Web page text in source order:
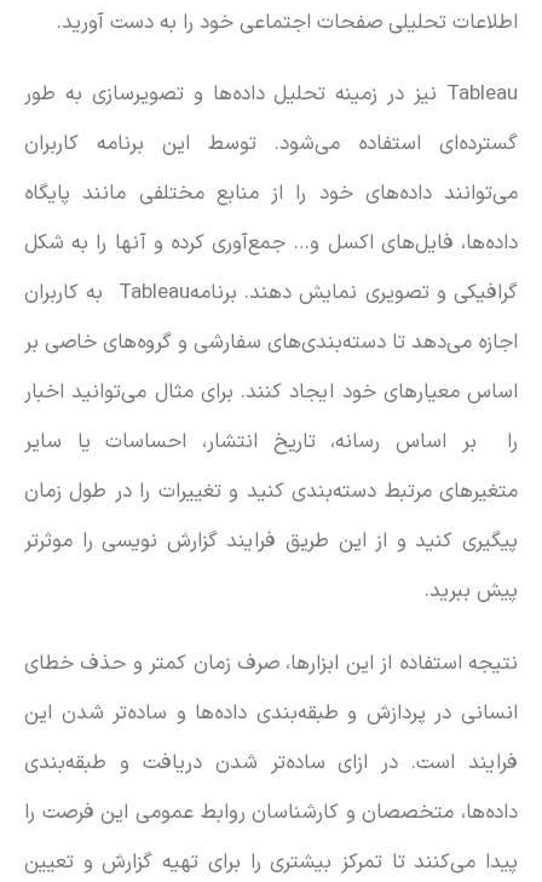
اطلاعات تحلیلی صفحات اجتماعی خود را به دست آورید.
Tableau نیز در زمینه تحلیل داده‌ها و تصویرسازی به طور
گسترده‌ای استفاده می‌شود. توسط این برنامه کاربران
می‌توانند داده‌های خود را از منابع مختلفی مانند پایگاه
داده‌ها، فایل‌های اکسل و… جمع‌آوری کرده و آنها را به شکل
گرافیکی و تصویری نمایش دهند. برنامهTableau به کاربران
اجازه می‌دهد تا دسته‌بندی‌های سفارشی و گروه‌‌های خاصی بر
اساس معیارهای خود ایجاد کنند. برای مثال می‌توانید اخبار
را بر اساس رسانه، تاریخ انتشار، احساسات یا سایر
متغیرهای مرتبط دسته‌بندی کنید و تغییرات را در طول زمان
پیگیری کنید و از این طریق فرایند گزارش نویسی را موثرتر
پیش ببرید.
نتیجه استفاده از این ابزارها، صرف زمان کمتر و حذف خطای
انسانی در پردازش و طبقه‌بندی داده‌ها و ساده‌تر شدن این
فرایند است. در ازای ساده‌تر شدن دریافت و طبقه‌بندی
داده‌ها، متخصصان و کارشناسان روابط عمومی این فرصت را
پیدا می‌کنند تا تمرکز بیشتری را برای تهیه گزارش و تعیین